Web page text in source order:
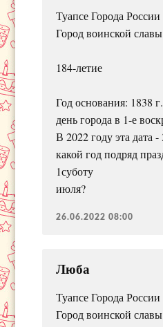
Туапсе Города России
Город воинской славы
184-летие
Год основания: 1838
день города в 1-е
В 2022 году эта дата
какой год подряд
1суботу
июля?
26.06.2022 08:00
Люба
Туапсе Города России
Город воинской славы